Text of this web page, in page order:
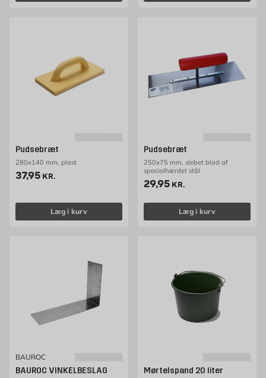
Pudsebræt
280x140 mm, plast
Pris 37.95 kr. /stk
37,95 KR.
Læg i kurv
Pudsebræt
250x75 mm, slebet blad af
specialhærdet stål
Pris 29.95 kr. /stk
29,95 KR.
Læg i kurv
BAUROC
BAUROC VINKELBESLAG Mørtelspand 20 liter